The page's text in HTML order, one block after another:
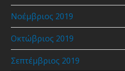
Νοέμβριος 2019
Οκτώβριος 2019
Σεπτέμβριος 2019